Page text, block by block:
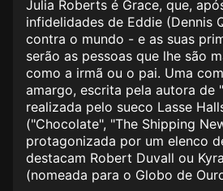
Julia Roberts é Grace, que,
infidelidades de Eddie (Dennis
contra o mundo - e as suas
serão as pessoas que lhe são
como a irmã ou o pai. Uma
amargo, escrita pela autora de
realizada pelo sueco Lasse
("Chocolate", "The Shipping
protagonizada por um elenco
destacam Robert Duvall ou
(nomeada para o Globo de